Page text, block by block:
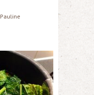
Pauline